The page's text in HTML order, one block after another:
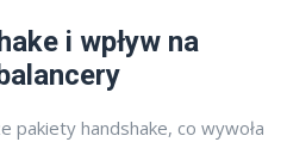
i wpływ na
pakiety handshake, co wywoła